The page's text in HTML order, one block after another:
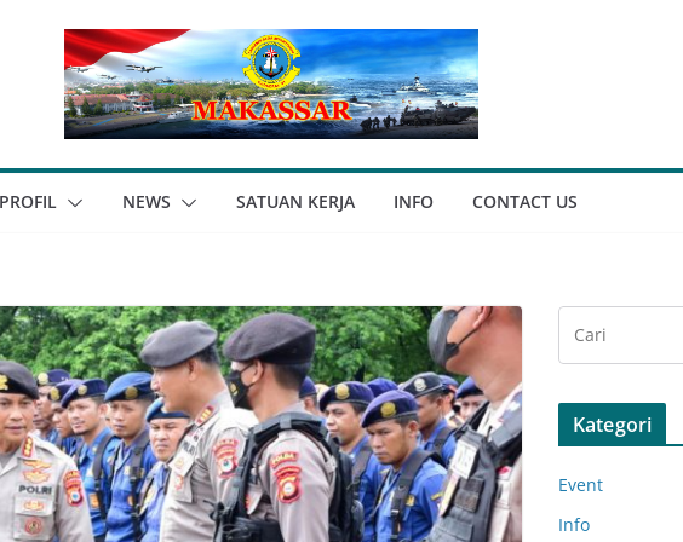
PROFIL NEWS SATUAN KERJA INFO CONTACT US
Kategori
Event
Info